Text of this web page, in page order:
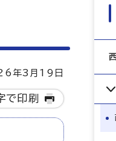
年3月19日
で印刷